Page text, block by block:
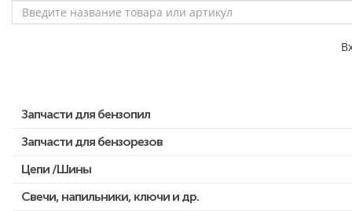
Запчасти для бензопил
Запчасти для бензопил Stihl
Запчасти для бензопил Husqvarna, Partner
Запчасти для Китайских бензопил
Запчасти для бензорезов
Цепи /Шины
Свечи, напильники, ключи и др.